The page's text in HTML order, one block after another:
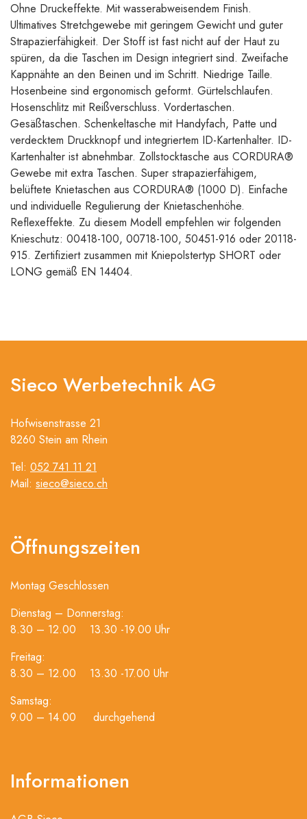
Ohne Druckeffekte. Mit wasserabweisendem Finish.
Ultimatives Stretchgewebe mit geringem Gewicht und guter
Strapazierfähigkeit. Der Stoff ist fast nicht auf der Haut zu
spüren, da die Taschen im Design integriert sind. Zweifache
Kappnähte an den Beinen und im Schritt. Niedrige Taille.
Hosenbeine sind ergonomisch geformt. Gürtelschlaufen.
Hosenschlitz mit Reißverschluss. Vordertaschen.
Gesäßtaschen. Schenkeltasche mit Handyfach, Patte und
verdecktem Druckknopf und integriertem ID-Kartenhalter. ID-
Kartenhalter ist abnehmbar. Zollstocktasche aus CORDURA®
Gewebe mit extra Taschen. Super strapazierfähigem,
belüftete Knietaschen aus CORDURA® (1000 D). Einfache
und individuelle Regulierung der Knietaschenhöhe.
Reflexeffekte. Zu diesem Modell empfehlen wir folgenden
Knieschutz: 00418-100, 00718-100, 50451-916 oder 20118-
915. Zertifiziert zusammen mit Kniepolstertyp SHORT oder
LONG gemäß EN 14404.
Sieco Werbetechnik AG
Hofwisenstrasse 21
8260 Stein am Rhein
Tel: 052 741 11 21
Mail: sieco@sieco.ch
Öffnungszeiten
Montag Geschlossen
Dienstag – Donnerstag:
8.30 – 12.00 13.30 -19.00 Uhr
Freitag:
8.30 – 12.00 13.30 -17.00 Uhr
Samstag:
9.00 – 14.00 durchgehend
Informationen